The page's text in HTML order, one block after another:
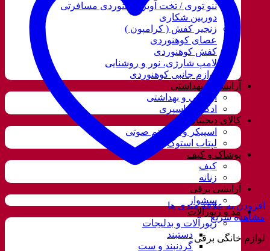
ننو توری / تخت آویز کوهنوردی مسافرتی
دوربین شکاری
زنجیر کفش ( کرامپون )
عصای کوهنوردی
کفش کوهنوردی
لامپ شارژی، نور و روشنایی
لوازم جانبی کوهنوردی
آرایشی و بهداشتی
آرایشی و بهداشتی
ادکلن و اسپری
کالای دیجیتال
اسپیکر و سیستم صوتی
لپتاب استوک
پوشاک و کیف
کیف
زنانه
آرایشی برقی
سشوار
مد و زیورآلات
زیورآلات و بدلیجات
دستبند
گردنبند و ست
افزودن به علاقه مندی ها
مشاهده سریع
لوازم خانگی برقی